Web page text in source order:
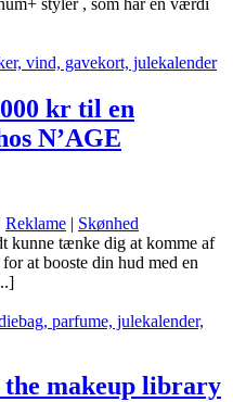
kr til en
N’AGE
Reklame | Skønhed
kunne tænke dig at komme af
at booste din hud med en
makeup library